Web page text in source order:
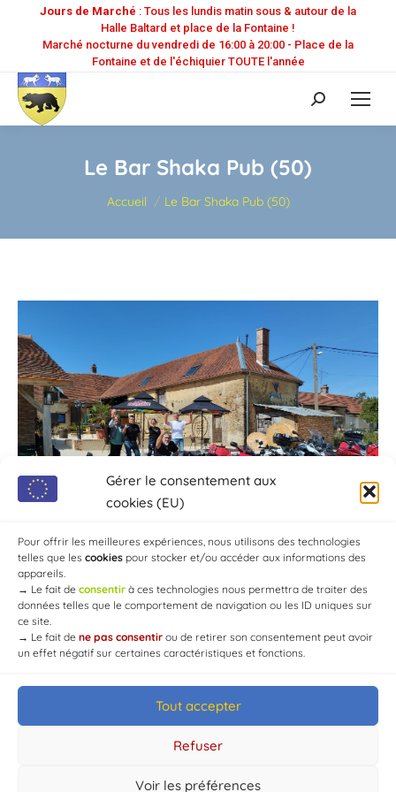
Gérer le consentement aux
cookies (EU)
Pour offrir les meilleures expériences, nous utilisons des technologies
telles que les cookies pour stocker et/ou accéder aux informations des
appareils.
→ Le fait de consentir à ces technologies nous permettra de traiter des
données telles que le comportement de navigation ou les ID uniques sur
ce site.
→ Le fait de ne pas consentir ou de retirer son consentement peut avoir
un effet négatif sur certaines caractéristiques et fonctions.
Tout accepter
Refuser
Voir les préférences
Jours de Marché : Tous les lundis matin sous & autour de la
Halle Baltard et place de la Fontaine !
Marché nocturne du vendredi de 16:00 à 20:00 - Place de la
Fontaine et de l'échiquier TOUTE l'année
Recherche
:
Le Bar Shaka Pub (50)
Vous êtes ici :
Accueil Le Bar Shaka Pub (50)
© Mairie de Chaource [2004-2024] | Tous droits réservés.
Developed byWEB3-DESIGN